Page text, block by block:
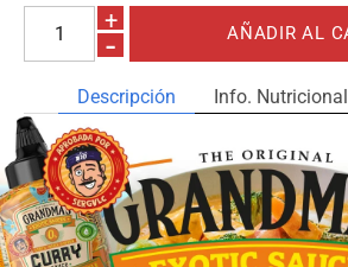
+
-
Descripción Info. Nutricional